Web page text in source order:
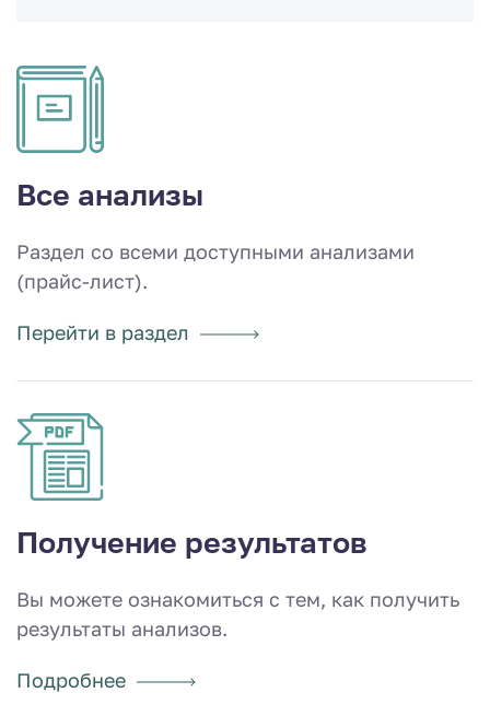
Все анализы
Раздел со всеми доступными анализами
(прайс-лист).
Перейти в раздел
Получение результатов
Вы можете ознакомиться с тем, как получить
результаты анализов.
Подробнее